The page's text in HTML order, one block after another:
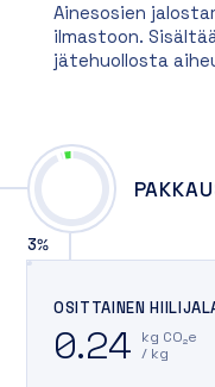
Ainesosien
ilmastoon.
jätehuollosta
3%
OSITTAINEN
0.24
kg CO₂e
/ kg